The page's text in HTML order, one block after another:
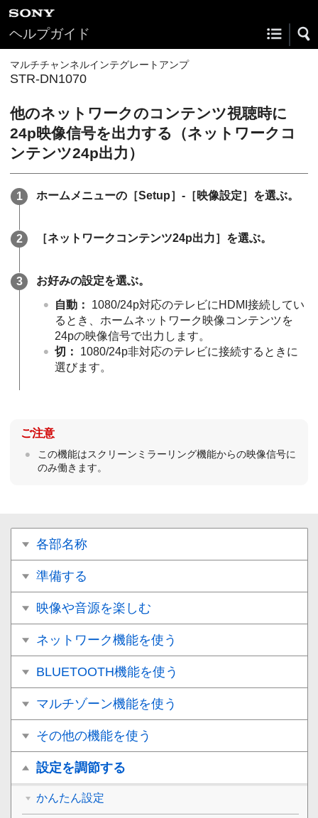
ヘルプガイド
マルチチャンネルインテグレートアンプ
STR-DN1070
他のネットワークのコンテンツ視聴時に
24p映像信号を出力する（ネットワークコ
ンテンツ24p出力）
ホームメニューの［Setup］-［映像設定］を選ぶ。
［ネットワークコンテンツ24p出力］を選ぶ。
お好みの設定を選ぶ。
自動 ：
1080/24p対応のテレビにHDMI接続してい
るとき、ホームネットワーク映像コンテンツを
24pの映像信号で出力します。
切 ：
1080/24p非対応のテレビに接続するときに
選びます。
ご注意
この機能はスクリーンミラーリング機能からの映像信号に
のみ働きます。
各部名称
準備する
映像や音源を楽しむ
ネットワーク機能を使う
BLUETOOTH機能を使う
マルチゾーン機能を使う
その他の機能を使う
設定を調節する
かんたん設定